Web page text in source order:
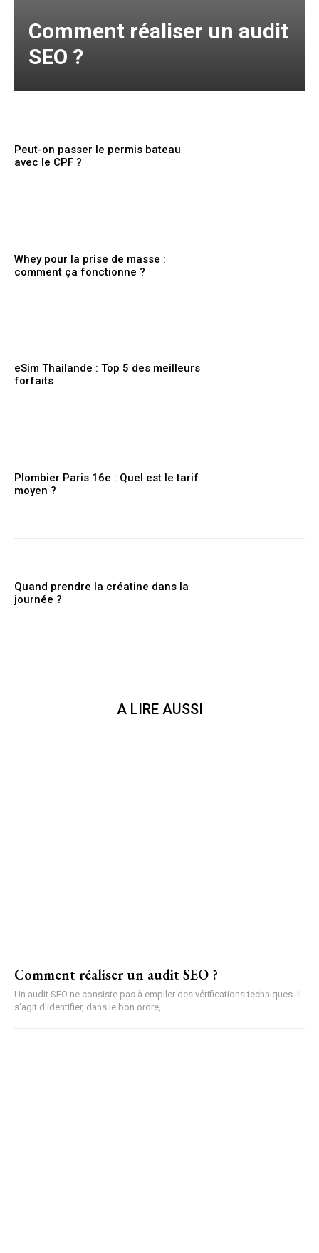
Comment réaliser un audit
SEO ?
Peut-on passer le permis bateau
avec le CPF ?
Whey pour la prise de masse :
comment ça fonctionne ?
eSim Thailande : Top 5 des meilleurs
forfaits
Plombier Paris 16e : Quel est le tarif
moyen ?
Quand prendre la créatine dans la
journée ?
A LIRE AUSSI
Comment réaliser un audit SEO ?
Un audit SEO ne consiste pas à empiler des vérifications techniques. Il
s’agit d’identifier, dans le bon ordre,...